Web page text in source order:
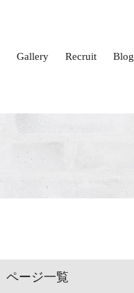
Gallery Recruit Blog